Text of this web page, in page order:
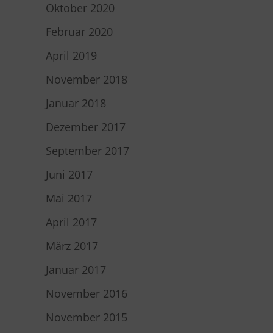
Oktober 2020
Februar 2020
April 2019
November 2018
Januar 2018
Dezember 2017
September 2017
Juni 2017
Mai 2017
April 2017
März 2017
Januar 2017
November 2016
November 2015